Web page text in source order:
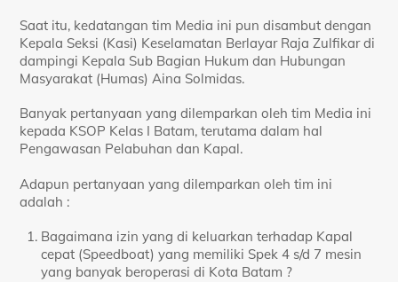
Saat itu, kedatangan tim Media ini pun disambut dengan
Kepala Seksi (Kasi) Keselamatan Berlayar Raja Zulfikar di
dampingi Kepala Sub Bagian Hukum dan Hubungan
Masyarakat (Humas) Aina Solmidas.
Banyak pertanyaan yang dilemparkan oleh tim Media ini
kepada KSOP Kelas I Batam, terutama dalam hal
Pengawasan Pelabuhan dan Kapal.
Adapun pertanyaan yang dilemparkan oleh tim ini
adalah :
Bagaimana izin yang di keluarkan terhadap Kapal
cepat (Speedboat) yang memiliki Spek 4 s/d 7 mesin
yang banyak beroperasi di Kota Batam ?